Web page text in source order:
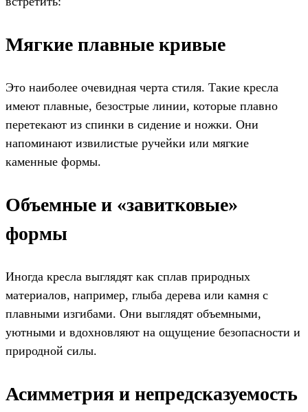
Мягкие плавные кривые
Это наиболее очевидная черта стиля. Такие кресла
имеют плавные, безострые линии, которые плавно
перетекают из спинки в сидение и ножки. Они
напоминают извилистые ручейки или мягкие
каменные формы.
Объемные и «завитковые»
формы
Иногда кресла выглядят как сплав природных
материалов, например, глыба дерева или камня с
плавными изгибами. Они выглядят объемными,
уютными и вдохновляют на ощущение безопасности и
природной силы.
Асимметрия и непредсказуемость